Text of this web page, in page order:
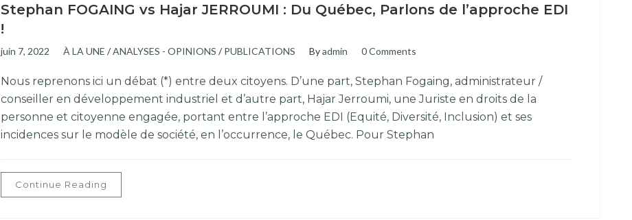
Stephan FOGAING vs Hajar JERROUMI : Du Québec, Parlons de l’approche EDI
!
juin 7, 2022 À LA UNE /ANALYSES - OPINIONS /PUBLICATIONS Byadmin 0 Comments
Nous reprenons ici un débat (*) entre deux citoyens. D’une part, Stephan Fogaing, administrateur /
conseiller en développement industriel et d’autre part, Hajar Jerroumi, une Juriste en droits de la
personne et citoyenne engagée, portant entre l’approche EDI (Equité, Diversité, Inclusion) et ses
incidences sur le modèle de société, en l’occurrence, le Québec. Pour Stephan
Continue Reading